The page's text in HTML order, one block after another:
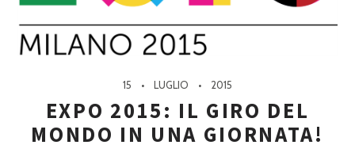
15 LUGLIO 2015
EXPO 2015: IL GIRO DEL
MONDO IN UNA GIORNATA!